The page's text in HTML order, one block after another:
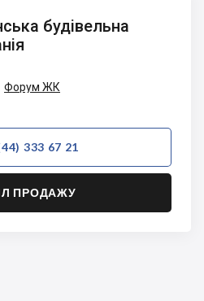
будівельна
Форум ЖК
333 67 21
ПРОДАЖУ